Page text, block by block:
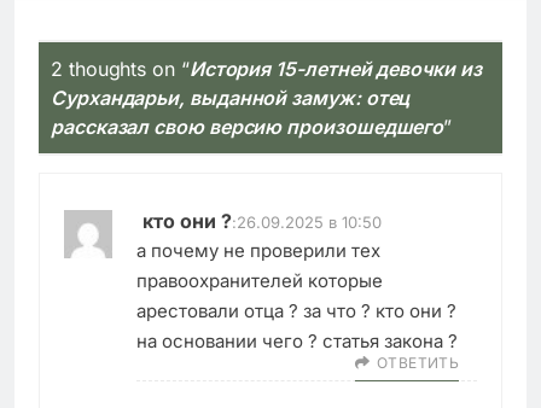
2 thoughts on “История 15-летней девочки из
Сурхандарьи, выданной замуж: отец
рассказал свою версию произошедшего”
кто они ?:26.09.2025 в 10:50
а почему не проверили тех
правоохранителей которые
арестовали отца ? за что ? кто они ?
на основании чего ? статья закона ?
ОТВЕТИТЬ